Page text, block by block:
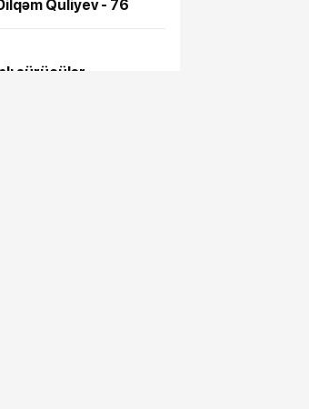
Professor Dilqəm Quliyev - 76
sürücülər